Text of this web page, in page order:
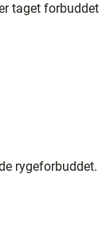
taget
rygeforbuddet.